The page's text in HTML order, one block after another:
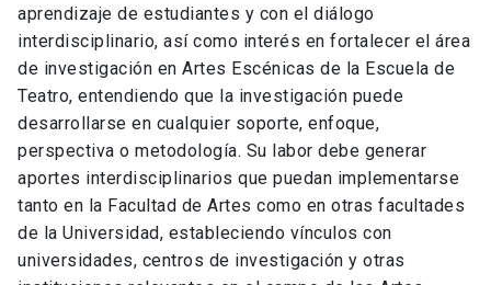
aprendizaje de estudiantes y con el diálogo
interdisciplinario, así como interés en fortalecer el área
de investigación en Artes Escénicas de la Escuela de
Teatro, entendiendo que la investigación puede
desarrollarse en cualquier soporte, enfoque,
perspectiva o metodología. Su labor debe generar
aportes interdisciplinarios que puedan implementarse
tanto en la Facultad de Artes como en otras facultades
de la Universidad, estableciendo vínculos con
universidades, centros de investigación y otras